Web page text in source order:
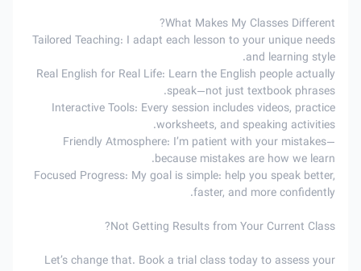
What Makes My Classes Different?
Tailored Teaching: I adapt each lesson to your unique needs
and learning style.
Real English for Real Life: Learn the English people actually
speak—not just textbook phrases.
Interactive Tools: Every session includes videos, practice
worksheets, and speaking activities.
Friendly Atmosphere: I’m patient with your mistakes—
because mistakes are how we learn.
Focused Progress: My goal is simple: help you speak better,
faster, and more confidently.
Not Getting Results from Your Current Class?
Let’s change that. Book a trial class today to assess your